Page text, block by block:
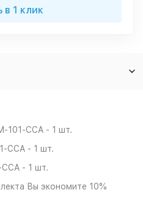
в 1 клик
101-CCA - 1 шт.
CCA - 1 шт.
- 1 шт.
Вы экономите 10%